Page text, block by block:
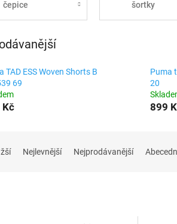
čepice šortky
TAD ESS Woven Shorts B
69
Kč
Puma
20
899
Nejlevnější Nejprodávanější